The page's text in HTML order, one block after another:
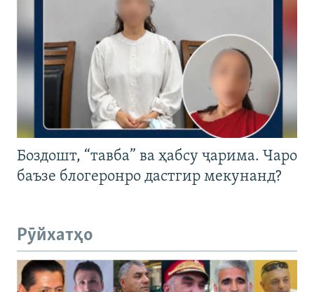
Боздошт, “тавба” ва ҳабсу ҷарима. Чаро
баъзе блогеронро дастгир мекунанд?
Рӯйхатҳо